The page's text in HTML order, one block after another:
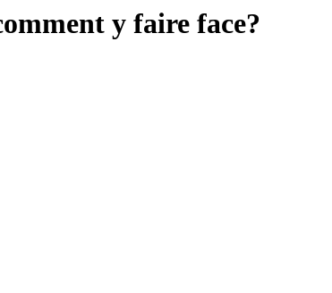
y faire face?